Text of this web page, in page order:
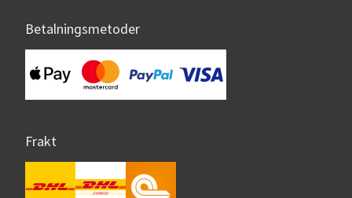
Betalningsmetoder
Frakt